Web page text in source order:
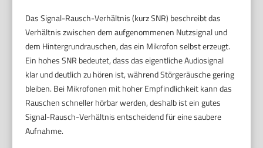
Das Signal-Rausch-Verhältnis (kurz SNR) beschreibt das
Verhältnis zwischen dem aufgenommenen Nutzsignal und
dem Hintergrundrauschen, das ein Mikrofon selbst erzeugt.
Ein hohes SNR bedeutet, dass das eigentliche Audiosignal
klar und deutlich zu hören ist, während Störgeräusche gering
bleiben. Bei Mikrofonen mit hoher Empfindlichkeit kann das
Rauschen schneller hörbar werden, deshalb ist ein gutes
Signal-Rausch-Verhältnis entscheidend für eine saubere
Aufnahme.